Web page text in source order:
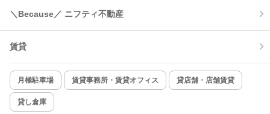
コンロ2口以上
新着のみ インターネット無料
該当件数:
＼Because／ ニフティ不動産
賃貸
月極駐車場 賃貸事務所・賃貸オフィス 貸店舗・店舗賃貸
貸し倉庫